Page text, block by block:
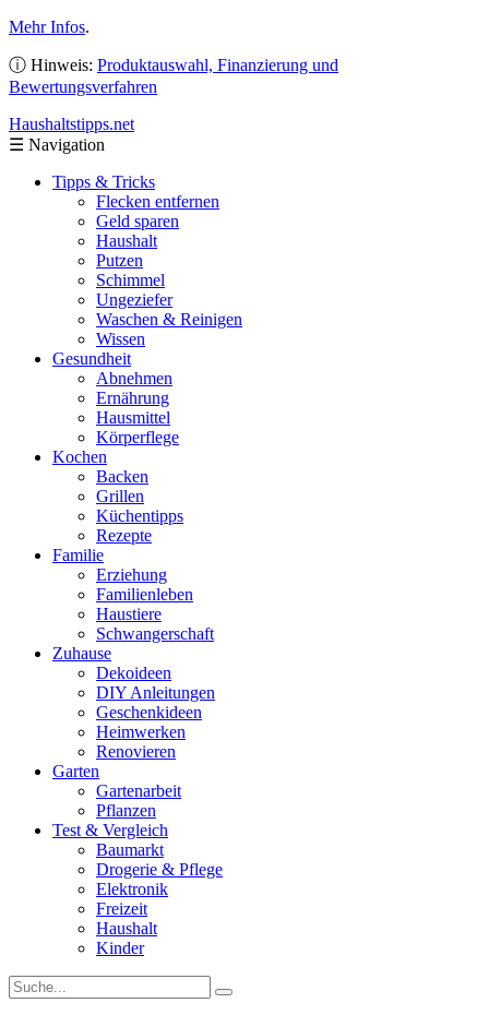
Mehr Infos.
ⓘ Hinweis: Produktauswahl, Finanzierung und
Bewertungsverfahren
Haushaltstipps.net
☰ Navigation
Tipps & Tricks
Flecken entfernen
Geld sparen
Haushalt
Putzen
Schimmel
Ungeziefer
Waschen & Reinigen
Wissen
Gesundheit
Abnehmen
Ernährung
Hausmittel
Körperflege
Kochen
Backen
Grillen
Küchentipps
Rezepte
Familie
Erziehung
Familienleben
Haustiere
Schwangerschaft
Zuhause
Dekoideen
DIY Anleitungen
Geschenkideen
Heimwerken
Renovieren
Garten
Gartenarbeit
Pflanzen
Test & Vergleich
Baumarkt
Drogerie & Pflege
Elektronik
Freizeit
Haushalt
Kinder